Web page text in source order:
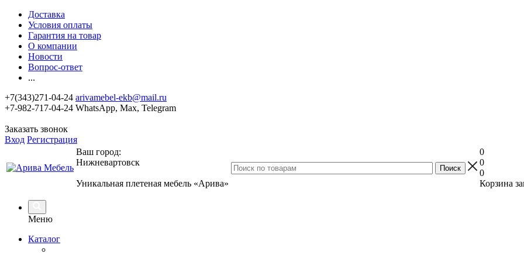
Доставка
Условия оплаты
Гарантия на товар
О компании
Новости
Вопрос-ответ
...
+7(343)271-04-24 arivamebel-ekb@mail.ru
+7-982-717-04-24 WhatsApp, Max, Telegram
Заказать звонок
Вход Регистрация
Ваш город:
Нижневартовск
Уникальная плетеная мебель «Арива»
0
0
0
Корзина
Меню
Каталог